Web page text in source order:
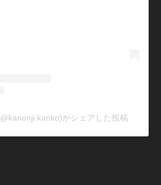
がシェアした投稿